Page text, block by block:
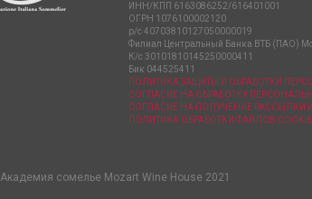
ИНН/КПП 6163086252/616401001
ОГРН 1076100002120
р/с 40703810127050000019
Филиал Центральный Банка ВТБ (ПАО)
К/с 30101810145250000411
Бик 044525411
ПОЛИТИКА ЗАЩИТЫ И ОБРАБОТКИ
СОГЛАСИЕ НА ОБРАБОТКУ
СОГЛАСИЕ НА ПОЛУЧЕНИЕ РАССЫЛКИ
ПОЛИТИКА ОБРАБОТКИ ФАЙЛОВ COOKIE
Академия сомелье Mozart Wine House 2021